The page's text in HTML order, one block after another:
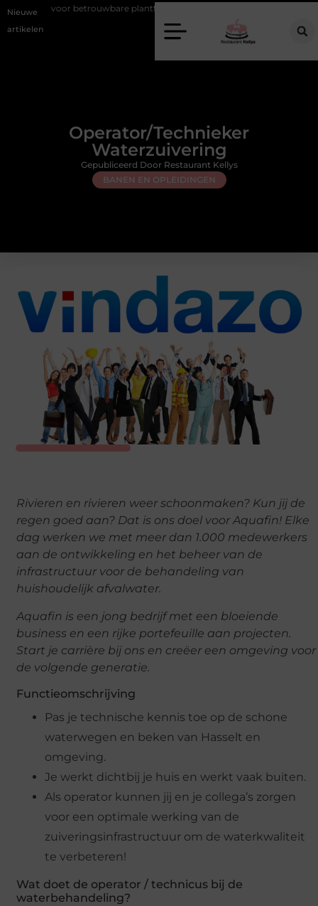
Nieuwe
artikelen
plantfoto’s Creëer jouw droomhuis in Deventer
Operator/Technieker
Waterzuivering
BANEN EN OPLEIDINGEN
Gepubliceerd Door Restaurant Kellys
Rivieren en rivieren weer schoonmaken? Kun jij de
regen goed aan? Dat is ons doel voor Aquafin! Elke
dag werken we met meer dan 1.000 medewerkers
aan de ontwikkeling en het beheer van de
infrastructuur voor de behandeling van
huishoudelijk afvalwater.
Aquafin is een jong bedrijf met een bloeiende
business en een rijke portefeuille aan projecten.
Start je carrière bij ons en creëer een omgeving voor
de volgende generatie.
Functieomschrijving
Pas je technische kennis toe op de schone
waterwegen en beken van Hasselt en
omgeving.
Je werkt dichtbij je huis en werkt vaak buiten.
Als operator kunnen jij en je collega’s zorgen
voor een optimale werking van de
zuiveringsinfrastructuur om de waterkwaliteit
te verbeteren!
Wat doet de operator / technicus bij de
waterbehandeling?